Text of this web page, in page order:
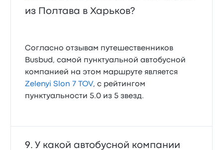
из Полтава в Харьков?
Согласно отзывам путешественников
Busbud, самой пунктуальной автобусной
компанией на этом маршруте является
Zelenyi Slon 7 TOV, с рейтингом
пунктуальности 5.0 из 5 звезд.
У какой автобусной компании